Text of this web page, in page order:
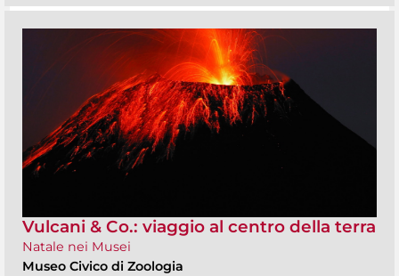
Vulcani & Co.: viaggio al centro della terra
Natale nei Musei
Museo Civico di Zoologia